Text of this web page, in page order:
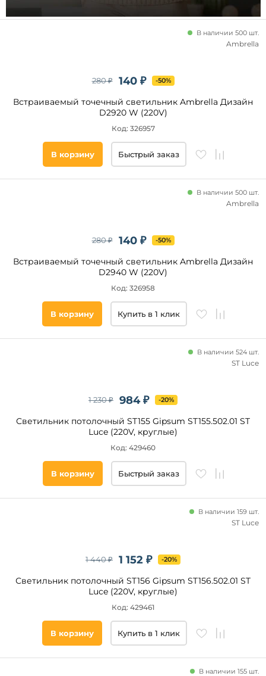
Ширина,
Высота,
Диаметр
врезного
части, мм
140 ₽
280 ₽ -50%
Встраиваемый точечный светильник Ambrella Дизайн
D2920 W (220V)
В наличии 500 шт.
Код: 326957
Ambrella
В корзину Быстрый заказ
140 ₽
280 ₽ -50%
Встраиваемый точечный светильник Ambrella Дизайн
D2940 W (220V)
В наличии 500 шт.
Код: 326958
Ambrella
В корзину Купить в 1 клик
984 ₽
1 230 ₽ -20%
Светильник потолочный ST155 Gipsum ST155.502.01 ST
Luce (220V, круглые)
В наличии 524 шт.
Код: 429460
ST Luce
В корзину Быстрый заказ
1 152 ₽
1 440 ₽ -20%
Светильник потолочный ST156 Gipsum ST156.502.01 ST
Luce (220V, круглые)
В наличии 159 шт.
Код: 429461
ST Luce
В корзину Купить в 1 клик
В наличии 155 шт.